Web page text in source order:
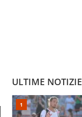
ULTIME NOTIZIE